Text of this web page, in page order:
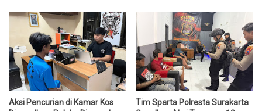
Aksi Pencurian di Kamar Kos
Tim Sparta Polresta Surakarta